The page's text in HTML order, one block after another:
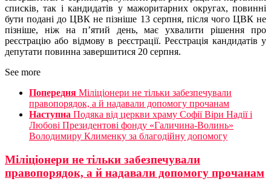
списків, так і кандидатів у мажоритарних округах, повинні
бути подані до ЦВК не пізніше 13 серпня, після чого ЦВК не
пізніше, ніж на п’ятий день, має ухвалити рішення про
реєстрацію або відмову в реєстрації. Реєстрація кандидатів у
депутати повинна завершитися 20 серпня.
See more
Попередня Міліціонери не тільки забезпечували
правопорядок, а й надавали допомогу прочанам
Наступна Подяка від церкви храму Софії Віри Надії і
Любові Президентові фонду «Галичина-Волинь»
Володимиру Клименку за благодійну допомогу
Міліціонери не тільки забезпечували
правопорядок, а й надавали допомогу прочанам